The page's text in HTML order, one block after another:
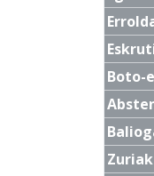
Boto-
Zuriak